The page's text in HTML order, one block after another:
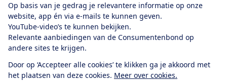
Op basis van je gedrag je relevantere informatie op onze
website, app én via e-mails te kunnen geven.
YouTube-video’s te kunnen bekijken.
Relevante aanbiedingen van de Consumentenbond op
andere sites te krijgen.
Door op ‘Accepteer alle cookies’ te klikken ga je akkoord met
het plaatsen van deze cookies. Meer over cookies.
Algemene Voorwaarden
Privacyverklaring
Cookiebeleid
Privacyvoorkeuren
Toegankelijkheid
RSS-feed nieuws
Facebook
TwitterInstagram
YoutubeLinkedIn
12.901consumentenbeoordelen de Consumentenbondmet gemiddeld